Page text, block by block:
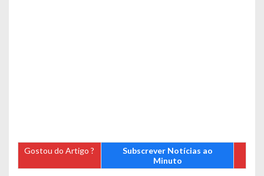
Gostou do Artigo ?
Subscrever Notícias ao
Minuto